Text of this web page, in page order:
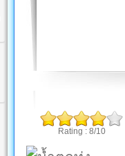
Rating : 8/10